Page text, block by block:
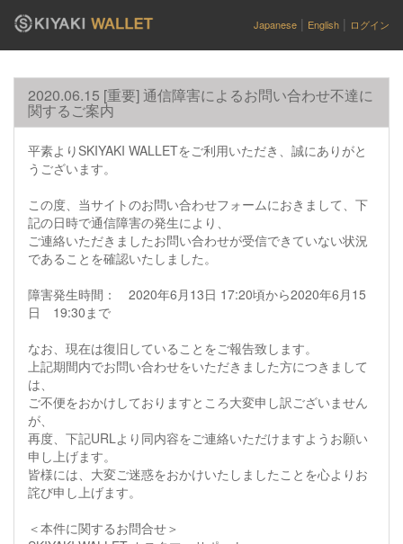
Japanese | English | ログイン
2020.06.15 [重要] 通信障害によるお問い合わせ不達に
関するご案内
平素よりSKIYAKI WALLETをご利用いただき、誠にありがと
うございます。
この度、当サイトのお問い合わせフォームにおきまして、下
記の日時で通信障害の発生により、
ご連絡いただきましたお問い合わせが受信できていない状況
であることを確認いたしました。
障害発生時間： 2020年6月13日 17:20頃から2020年6月15
日 19:30まで
なお、現在は復旧していることをご報告致します。
上記期間内でお問い合わせをいただきました方につきまして
は、
ご不便をおかけしておりますところ大変申し訳ございません
が、
再度、下記URLより同内容をご連絡いただけますようお願い
申し上げます。
皆様には、大変ご迷惑をおかけいたしましたことを心よりお
詫び申し上げます。
＜本件に関するお問合せ＞